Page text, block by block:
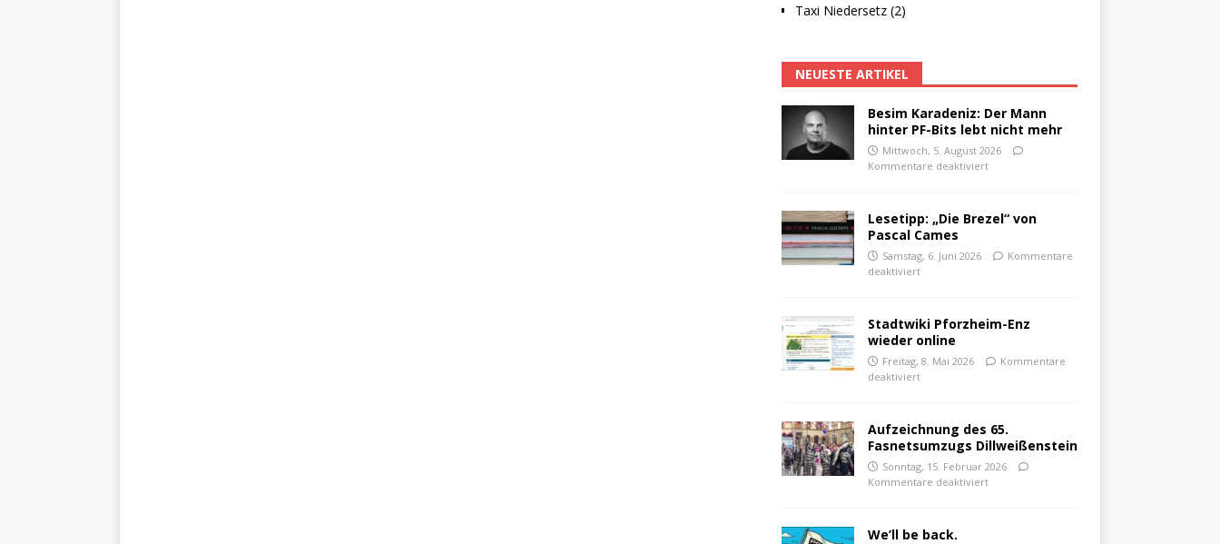
Taxi Niedersetz (2)
NEUESTE ARTIKEL
Besim Karadeniz: Der Mann
hinter PF-Bits lebt nicht mehr
Mittwoch, 5. August 2026
Kommentare deaktiviert
Lesetipp: „Die Brezel“ von
Pascal Cames
Samstag, 6. Juni 2026
Kommentare
deaktiviert
Stadtwiki Pforzheim-Enz
wieder online
Freitag, 8. Mai 2026
Kommentare
deaktiviert
Aufzeichnung des 65.
Fasnetsumzugs Dillweißenstein
Sonntag, 15. Februar 2026
Kommentare deaktiviert
We’ll be back.